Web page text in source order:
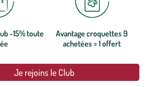
-15% toute
Avantage croquettes 9
achetées = 1 offert
Je rejoins le Club